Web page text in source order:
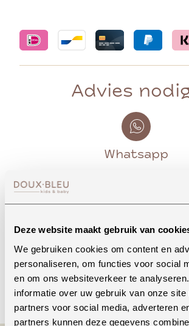
Deze website maakt gebruik van
We gebruiken cookies om content en
personaliseren, om functies voor social
en om ons websiteverkeer te
informatie over uw gebruik van onze site
partners voor social media, adverteren
partners kunnen deze gegevens
Advies
Whatsapp
Bekijk openingstijden
Bellen